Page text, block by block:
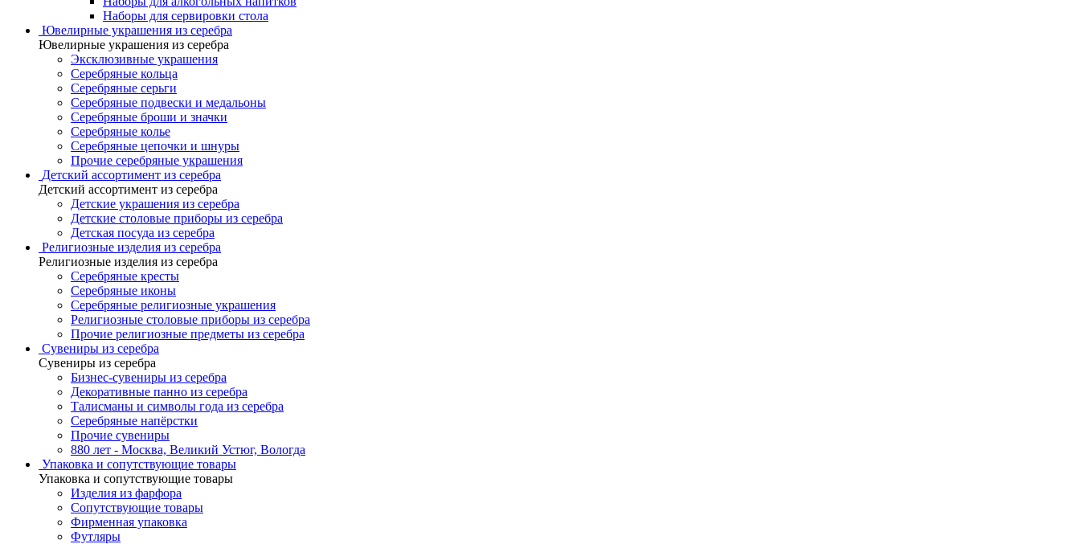
Наборы для сервировки стола
Ювелирные украшения из серебра
Ювелирные украшения из серебра
Эксклюзивные украшения
Серебряные кольца
Серебряные серьги
Серебряные подвески и медальоны
Серебряные броши и значки
Серебряные колье
Серебряные цепочки и шнуры
Прочие серебряные украшения
Детский ассортимент из серебра
Детский ассортимент из серебра
Детские украшения из серебра
Детские столовые приборы из серебра
Детская посуда из серебра
Религиозные изделия из серебра
Религиозные изделия из серебра
Серебряные кресты
Серебряные иконы
Серебряные религиозные украшения
Религиозные столовые приборы из серебра
Прочие религиозные предметы из серебра
Сувениры из серебра
Сувениры из серебра
Бизнес-сувениры из серебра
Декоративные панно из серебра
Талисманы и символы года из серебра
Серебряные напёрстки
Прочие сувениры
880 лет - Москва, Великий Устюг, Вологда
Упаковка и сопутствующие товары
Упаковка и сопутствующие товары
Изделия из фарфора
Сопутствующие товары
Фирменная упаковка
Футляры